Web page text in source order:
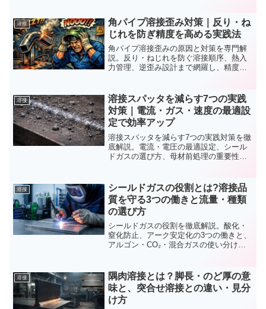
ックを紹介します。
溶接
角パイプ溶接歪み対策｜反り・ね
じれを防ぎ精度を高める実践法
角パイプ溶接歪みの原因と対策を専門解
説。反り・ねじれを防ぐ溶接順序、熱入
力管理、逆歪み設計まで網羅し、精度と
溶接
溶接スパッタを減らす7つの実践
対策｜電流・ガス・速度の最適設
定で効率アップ
溶接スパッタを減らす7つの実践対策を徹
底解説。電流・電圧の最適設定、シール
ドガスの選び方、母材前処理の重要性な
溶接
シールドガスの役割とは?溶接品
質を守る3つの働きと流量・種類
の選び方
シールドガスの役割を徹底解説。酸化・
窒化防止、アーク安定化の3つの働きと、
アルゴン・CO₂・混合ガスの使い分け、
ウハウ。
溶接
隅肉溶接とは？脚長・のど厚の意
味と、突合せ溶接との違い・見分
け方